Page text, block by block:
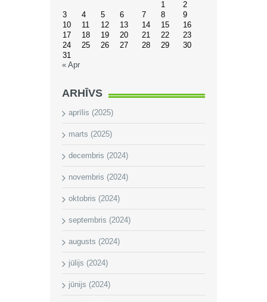
1
2
3
4 5 6 7 8
9
10
11 12 13 14 15
16
17
18 19 20 21 22
23
24
25 26 27 28 29
30
31
« Apr
ARHĪVS
aprīlis (2025)
marts (2025)
decembris (2024)
novembris (2024)
oktobris (2024)
septembris (2024)
augusts (2024)
jūlijs (2024)
jūnijs (2024)